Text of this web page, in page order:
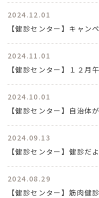
2024.12.01
【健診センター】キャン
2024.11.01
【健診センター】１２月
2024.10.01
【健診センター】自治体
2024.09.13
【健診センター】健診
2024.08.29
【健診センター】筋肉健